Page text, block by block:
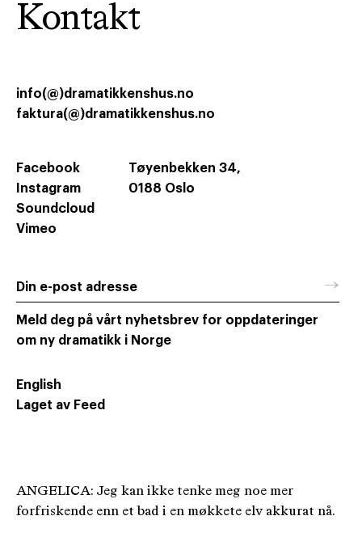
ANGELICA: Jeg kan ikke tenke meg noe mer
forfriskende enn et bad i en møkkete elv akkurat nå.
Kontakt
Tøyenbekken 34,
0188 Oslo
info(@)dramatikkenshus.no
faktura(@)dramatikkenshus.no
Facebook
Instagram
Soundcloud
Vimeo
Din e-post adresse →
Meld deg på vårt nyhetsbrev for oppdateringer
om ny dramatikk i Norge
English
Laget av Feed